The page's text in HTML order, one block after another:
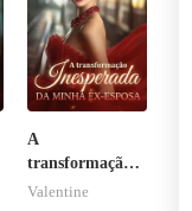
A
transformação
inesperada da
Valentine